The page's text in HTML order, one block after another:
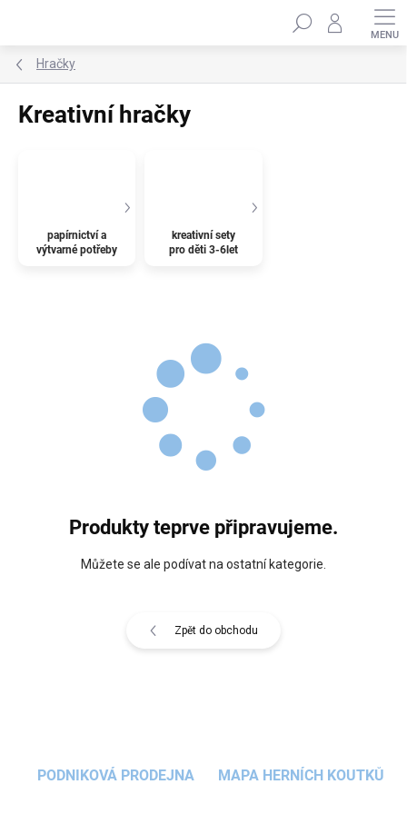
Hledat
Hračky
Kreativní hračky
papírnictví a
výtvarné potřeby
kreativní sety
pro děti 3-6let
Produkty teprve připravujeme.
Můžete se ale podívat na ostatní kategorie.
Zpět do obchodu
PODNIKOVÁ PRODEJNA MAPA HERNÍCH KOUTKŮ